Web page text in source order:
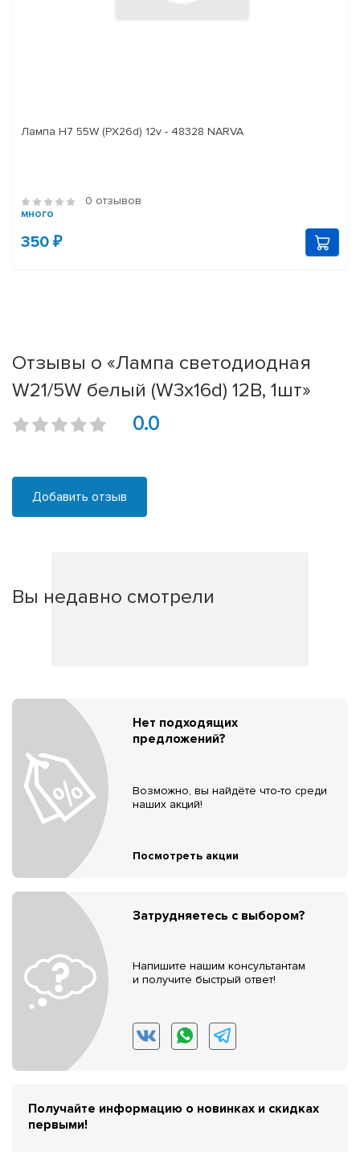
Лампа H7 55W (PX26d) 12v - 48328 NARVA
0 отзывов
много
350 ₽
Отзывы о «Лампа светодиодная
W21/5W белый (W3x16d) 12В, 1шт»
0.0
Добавить отзыв
Вы недавно смотрели
Нет подходящих
предложений?
Возможно, вы найдёте что-то среди
наших акций!
Посмотреть акции
Затрудняетесь с выбором?
Напишите нашим консультантам
и получите быстрый ответ!
Получайте информацию о новинках и скидках
первыми!